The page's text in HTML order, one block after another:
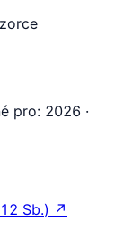
pro: 2026 ·
Sb.) ↗